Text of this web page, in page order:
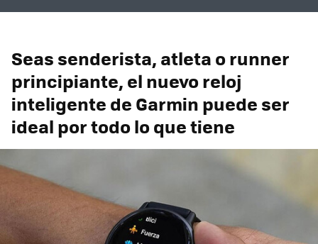
Seas senderista, atleta o runner
principiante, el nuevo reloj
inteligente de Garmin puede ser
ideal por todo lo que tiene